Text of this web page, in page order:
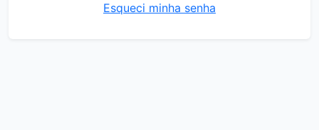
Esqueci minha senha